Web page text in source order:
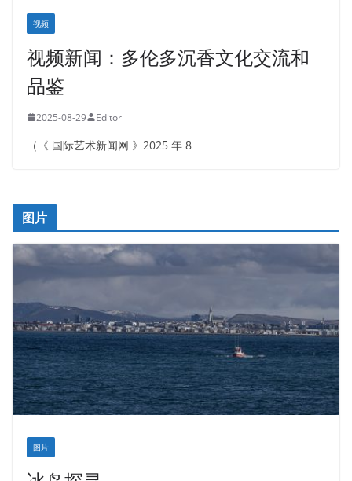
视频
视频新闻：多伦多沉香文化交流和
品鉴
2025-08-29 Editor
（《 国际艺术新闻网 》2025 年 8
图片
图片